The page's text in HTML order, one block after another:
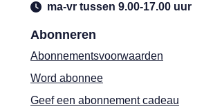
Abonneren
Abonnementsvoorwaarden
Word abonnee
Geef een abonnement cadeau
ma-vr tussen 9.00-17.00 uur